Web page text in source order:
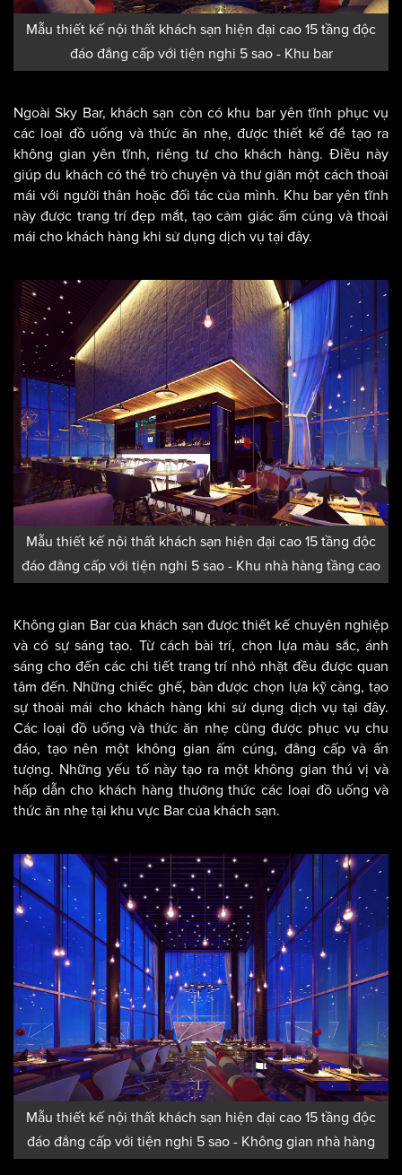
Mẫu thiết kế nội thất khách sạn hiện đại cao 15 tầng độc
đáo đẳng cấp với tiện nghi 5 sao - Khu bar
Ngoài Sky Bar, khách sạn còn có khu bar yên tĩnh phục vụ
các loại đồ uống và thức ăn nhẹ, được thiết kế để tạo ra
không gian yên tĩnh, riêng tư cho khách hàng. Điều này
giúp du khách có thể trò chuyện và thư giãn một cách thoải
mái với người thân hoặc đối tác của mình. Khu bar yên tĩnh
này được trang trí đẹp mắt, tạo cảm giác ấm cúng và thoải
mái cho khách hàng khi sử dụng dịch vụ tại đây.
Mẫu thiết kế nội thất khách sạn hiện đại cao 15 tầng độc
đáo đẳng cấp với tiện nghi 5 sao - Khu nhà hàng tầng cao
Không gian Bar của khách sạn được thiết kế chuyên nghiệp
và có sự sáng tạo. Từ cách bài trí, chọn lựa màu sắc, ánh
sáng cho đến các chi tiết trang trí nhỏ nhặt đều được quan
tâm đến. Những chiếc ghế, bàn được chọn lựa kỹ càng, tạo
sự thoải mái cho khách hàng khi sử dụng dịch vụ tại đây.
Các loại đồ uống và thức ăn nhẹ cũng được phục vụ chu
đáo, tạo nên một không gian ấm cúng, đẳng cấp và ấn
tượng. Những yếu tố này tạo ra một không gian thú vị và
hấp dẫn cho khách hàng thưởng thức các loại đồ uống và
thức ăn nhẹ tại khu vực Bar của khách sạn.
Mẫu thiết kế nội thất khách sạn hiện đại cao 15 tầng độc
đáo đẳng cấp với tiện nghi 5 sao - Không gian nhà hàng